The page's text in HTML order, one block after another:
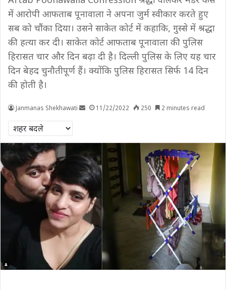
में आरोपी आफताब पूनावाला ने अपना जुर्म स्वीकार करते हुए
सब को चौंका दिया। उसने साकेत कोर्ट में कहाकि, गुस्से में श्रद्धा
की हत्या कर दी। साकेत कोर्ट आफताब पूनावाला की पुलिस
हिरासत चार और दिन बढ़ा दी है। दिल्ली पुलिस के लिए यह चार
दिन बेहद चुनौतीपूर्ण हैं। क्योंकि पुलिस हिरासत सिर्फ 14 दिन
की होती है।
Janmanas Shekhawati 11/22/2022 250 2 minutes read